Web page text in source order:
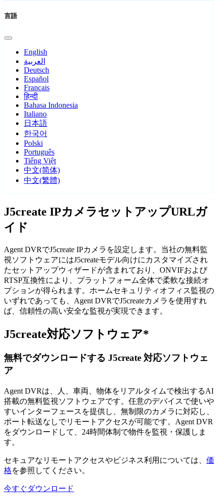
言語
English
العربية
Deutsch
Español
Français
हिन्दी
Bahasa Indonesia
Italiano
日本語
한국어
Polski
Português
Tiếng Việt
中文(简体)
中文(繁體)
J5create IPカメラセットアップURLガ
イド
Agent DVRでJ5create IPカメラを設定します。当社の無料監
視ソフトウェアにはJ5createモデル向けにカスタマイズされ
たセットアップウィザードが含まれており、ONVIFおよび
RTSP互換性により、プラットフォーム全体で柔軟な接続オ
プションが得られます。ホームセキュリティオフィス監視の
いずれであっても、Agent DVRでJ5createカメラを使用すれ
ば、信頼性の高い安全な監視が実現できます。
J5create対応ソフトウェア*
無料でダウンロードする J5create 対応ソフトウェ
ア
Agent DVRは、人、車両、物体をリアルタイムで検出するAI
搭載の無料監視ソフトウェアです。任意のデバイスで使いや
すいインターフェースを提供し、無制限のカメラに対応し、
ポート転送なしでリモートアクセスが可能です。Agent DVR
をダウンロードして、24時間体制で物件を監視・保護しま
す。
セキュアなリモートアクセスやビジネス利用については、 価
格を参照してください。
今すぐダウンロード